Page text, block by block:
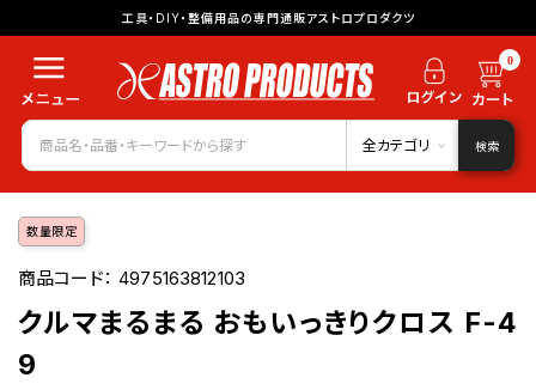
工具・DIY・整備用品の専門通販アストロプロダクツ
0
全カテゴリ 検索
数量限定
商品コード：4975163812103
クルマまるまる おもいっきりクロス F-4
9